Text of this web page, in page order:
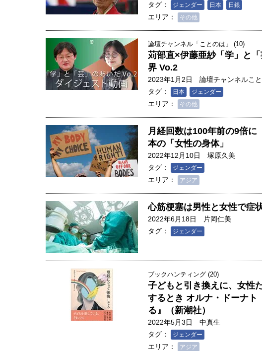
タグ：
ジェンダー 日本 日銀
エリア： その他
論壇チャンネル「ことのは」 (10)
苅部直×伊藤亜紗「学」と
界 Vo.2
2023年1月2日
論壇チャンネルこ
タグ：
日本 ジェンダー
エリア： その他
月経回数は100年前の9倍に
本の「女性の身体」
2022年12月10日
塚原久美
タグ：
ジェンダー
エリア： アジア
心筋梗塞は男性と女性で症
2022年6月18日
片岡仁美
タグ：
ジェンダー
ブックハンティング (20)
子どもと引き換えに、女性
するとき オルナ・ドーナト
る』（新潮社）
2022年5月3日
中真生
タグ：
ジェンダー
エリア： アジア